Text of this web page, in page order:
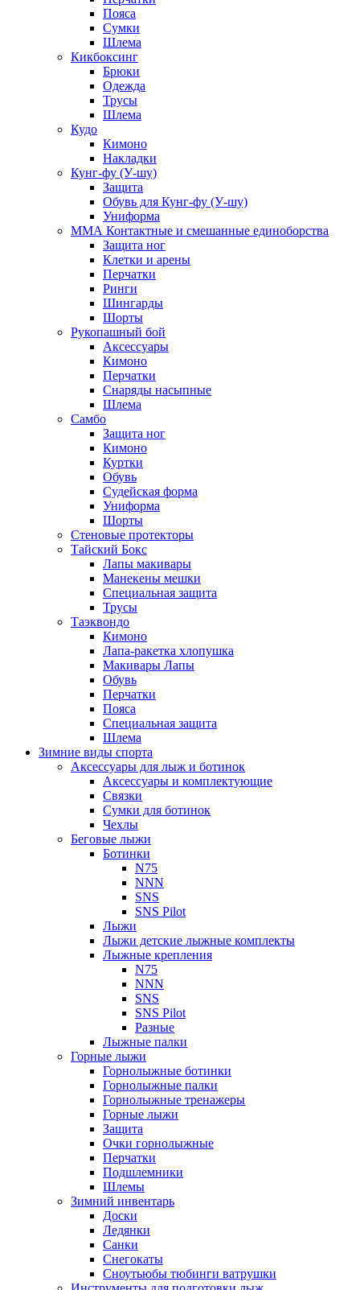
Пояса
Сумки
Шлема
Кикбоксинг
Брюки
Одежда
Трусы
Шлема
Кудо
Кимоно
Накладки
Кунг-фу (У-шу)
Защита
Обувь для Кунг-фу (У-шу)
Униформа
ММА Контактные и смешанные единоборства
Защита ног
Клетки и арены
Перчатки
Ринги
Шингарды
Шорты
Рукопашный бой
Аксессуары
Кимоно
Перчатки
Снаряды насыпные
Шлема
Самбо
Защита ног
Кимоно
Куртки
Обувь
Судейская форма
Униформа
Шорты
Стеновые протекторы
Тайский Бокс
Лапы макивары
Манекены мешки
Специальная защита
Трусы
Таэквондо
Кимоно
Лапа-ракетка хлопушка
Макивары Лапы
Обувь
Перчатки
Пояса
Специальная защита
Шлема
Зимние виды спорта
Аксессуары для лыж и ботинок
Аксессуары и комплектующие
Связки
Сумки для ботинок
Чехлы
Беговые лыжи
Ботинки
N75
NNN
SNS
SNS Pilot
Лыжи
Лыжи детские лыжные комплекты
Лыжные крепления
N75
NNN
SNS
SNS Pilot
Разные
Лыжные палки
Горные лыжи
Горнoлыжные ботинки
Горнолыжные палки
Горнолыжные тренажеры
Горные лыжи
Защита
Очки горнолыжные
Перчатки
Подшлемники
Шлемы
Зимний инвентарь
Доски
Ледянки
Санки
Снегокаты
Сноутьюбы тюбинги ватрушки